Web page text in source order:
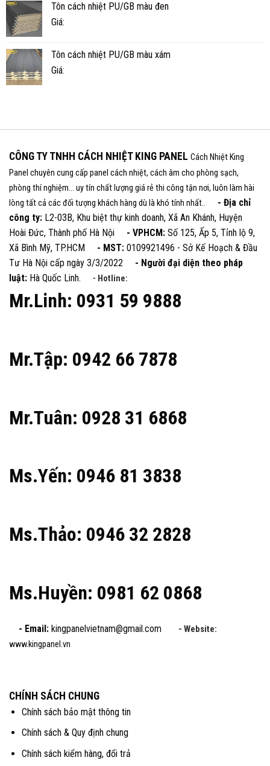
Tôn cách nhiệt PU/GB màu đen
Giá:
Tôn cách nhiệt PU/GB màu xám
Giá:
CÔNG TY TNHH CÁCH NHIỆT KING PANEL Cách Nhiệt King
Panel chuyên cung cấp panel cách nhiệt, cách âm cho phòng sạch,
phòng thí nghiệm... uy tín chất lượng giá rẻ thi công tận nơi, luôn làm hài
lòng tất cả các đối tượng khách hàng dù là khó tính nhất..
- Địa chỉ
công ty: L2-03B, Khu biệt thự kinh doanh, Xã An Khánh, Huyện
Hoài Đức, Thành phố Hà Nội - VPHCM: Số 125, Ấp 5, Tỉnh lộ 9,
Xã Bình Mỹ, TP.HCM - MST: 0109921496 - Sở Kế Hoạch & Đầu
Tư Hà Nội cấp ngày 3/3/2022 - Người đại diện theo pháp
luật: Hà Quốc Linh. - Hotline:
Mr.Linh: 0931 59 9888
Mr.Tập: 0942 66 7878
Mr.Tuân: 0928 31 6868
Ms.Yến: 0946 81 3838
Ms.Thảo: 0946 32 2828
Ms.Huyền: 0981 62 0868
- Email: kingpanelvietnam@gmail.com - Website:
www.kingpanel.vn
CHÍNH SÁCH CHUNG
Chính sách bảo mật thông tin
Chính sách & Quy định chung
Chính sách kiểm hàng, đổi trả